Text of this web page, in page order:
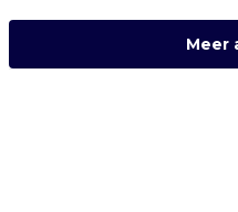
Meer